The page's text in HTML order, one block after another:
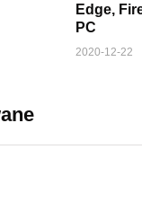
Edge,
PC
2020-12-22